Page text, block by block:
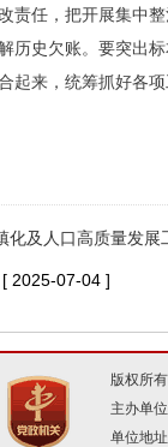
责任，把开展集中
史欠账。要突出
起来，统筹抓好各
化及人口高质量发展
[ 2025-07-04 ]
版权所
主办单
单位地